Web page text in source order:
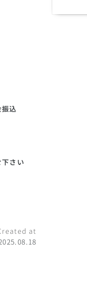
込
さい
at